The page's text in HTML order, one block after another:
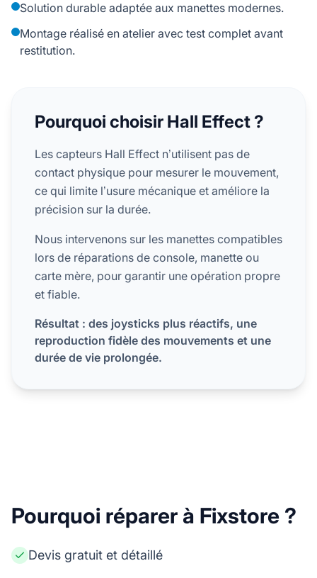
Solution durable adaptée aux manettes modernes.
Montage réalisé en atelier avec test complet avant
restitution.
Pourquoi choisir Hall Effect ?
Les capteurs Hall Effect n’utilisent pas de
contact physique pour mesurer le mouvement,
ce qui limite l’usure mécanique et améliore la
précision sur la durée.
Nous intervenons sur les manettes compatibles
lors de réparations de console, manette ou
carte mère, pour garantir une opération propre
et fiable.
Résultat : des joysticks plus réactifs, une
reproduction fidèle des mouvements et une
durée de vie prolongée.
Pourquoi réparer à Fixstore ?
Devis gratuit et détaillé